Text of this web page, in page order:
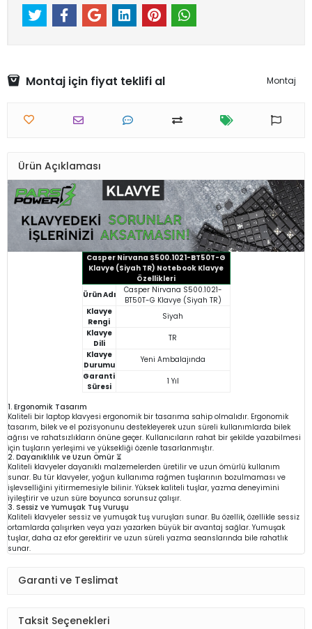
Montaj için fiyat teklifi al Montaj
Ürün Açıklaması
Casper Nirvana S500.1021-BT50T-G
Klavye (Siyah TR) Notebook Klavye
Özellikleri
Ürün Adı
Casper Nirvana S500.1021-
BT50T-G Klavye (Siyah TR)
Klavye
Rengi
Siyah
Klavye
Dili
TR
Klavye
Durumu
Yeni Ambalajında
Garanti
Süresi
1 Yıl
1. Ergonomik Tasarım
Kaliteli bir laptop klavyesi ergonomik bir tasarıma sahip olmalıdır. Ergonomik
tasarım, bilek ve el pozisyonunu destekleyerek uzun süreli kullanımlarda bilek
ağrısı ve rahatsızlıkların önüne geçer. Kullanıcıların rahat bir şekilde yazabilmesi
için tuşların yerleşimi ve yüksekliği özenle tasarlanmıştır.
2. Dayanıklılık ve Uzun Ömür ⏳
Kaliteli klavyeler dayanıklı malzemelerden üretilir ve uzun ömürlü kullanım
sunar. Bu tür klavyeler, yoğun kullanıma rağmen tuşlarının bozulmaması ve
işlevselliğini yitirmemesiyle bilinir. Yüksek kaliteli tuşlar, yazma deneyimini
iyileştirir ve uzun süre boyunca sorunsuz çalışır.
3. Sessiz ve Yumuşak Tuş Vuruşu
Kaliteli klavyeler sessiz ve yumuşak tuş vuruşları sunar. Bu özellik, özellikle sessiz
ortamlarda çalışırken veya yazı yazarken büyük bir avantaj sağlar. Yumuşak
tuşlar, daha az efor gerektirir ve uzun süreli yazma seanslarında bile rahatlık
sunar.
Garanti ve Teslimat
Taksit Seçenekleri